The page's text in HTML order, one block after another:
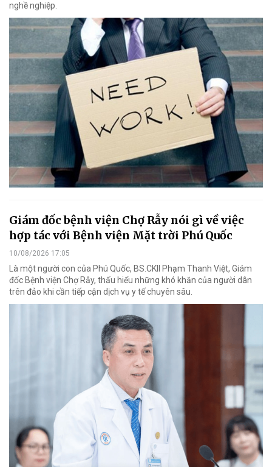
nghề nghiệp.
Giám đốc bệnh viện Chợ Rẫy nói gì về việc
hợp tác với Bệnh viện Mặt trời Phú Quốc
10/08/2026 17:05
Là một người con của Phú Quốc, BS.CKII Phạm Thanh Việt, Giám
đốc Bệnh viện Chợ Rẫy, thấu hiểu những khó khăn của người dân
trên đảo khi cần tiếp cận dịch vụ y tế chuyên sâu.